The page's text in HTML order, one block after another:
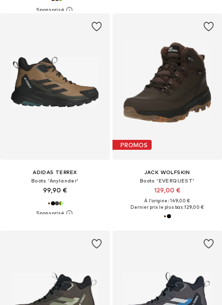
ADIDAS TERREX
Boots 'Anylander'
99,90 €
PROMOS
JACK WOLFSKIN
Boots 'EVERQUEST'
129,00 €
À l'origine : 149,00 €
Dernier prix le plus bas :129,00 €